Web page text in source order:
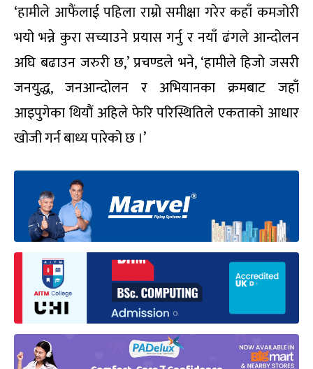
‘हामीले आफैंलाई पहिला राम्रो समीक्षा गरेर कहाँ कमजोरी
भयो भन्ने कुरा सच्याउने प्रयास गर्नु र नयाँ ढंगले आन्दोलन
अघि बढाउन जरुरी छ,’ प्रचण्डले भने, ‘हामीले हिजो जसरी
जनयुद्ध, जनआन्दोलन र अभियानका क्रमबाट जहाँ
आइपुगेका थियौं अहिले फेरि परिस्थितिले एकताको आधार
खोजी गर्न बाध्य पारेको छ ।’